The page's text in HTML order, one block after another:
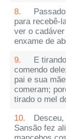
8.
para recebê-
ver o
enxame de
9.
E
comendo
pai e sua
comeram;
tirado o mel
10.
Sansão fez